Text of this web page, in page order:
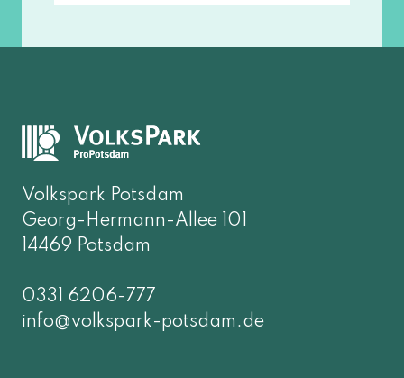
Volkspark Potsdam
Georg-Hermann-Allee 101
14469 Potsdam
0331 6206-777
info@volkspark-potsdam.de